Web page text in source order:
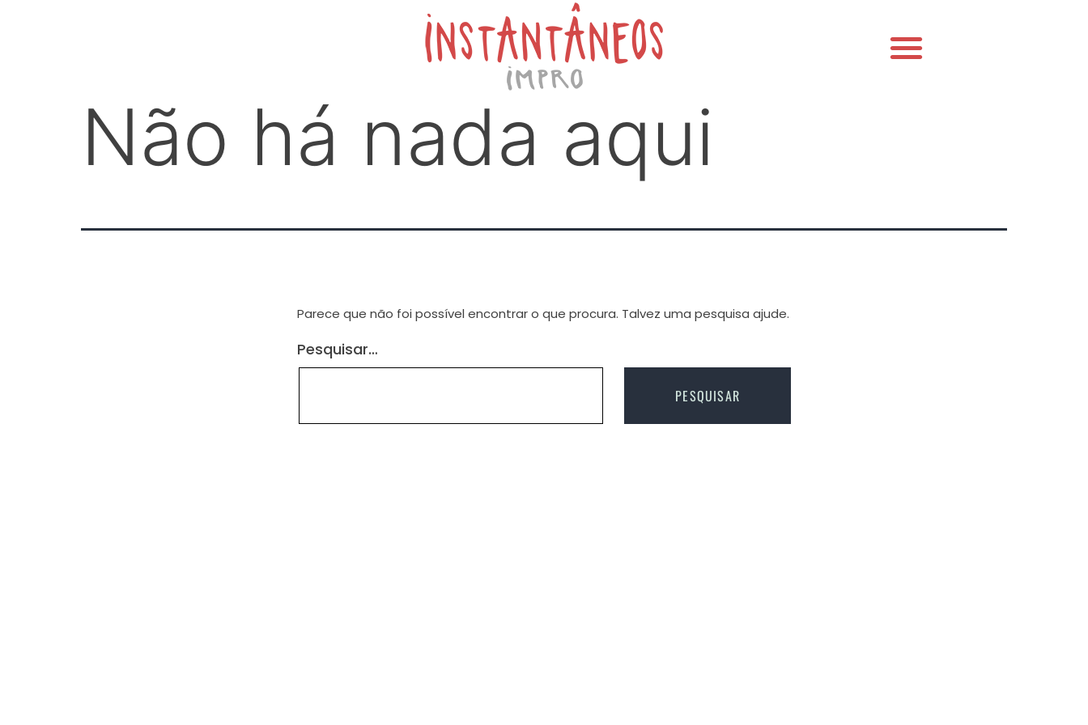
Não há nada aqui
Parece que não foi possível encontrar o que procura. Talvez uma pesquisa ajude.
Pesquisar…